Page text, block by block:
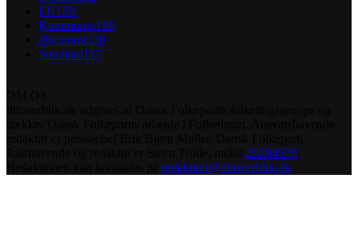
EU180
Kommuner160
Økonomi130
Sundhed117
29294559
redaktion@ditoverblik.dk